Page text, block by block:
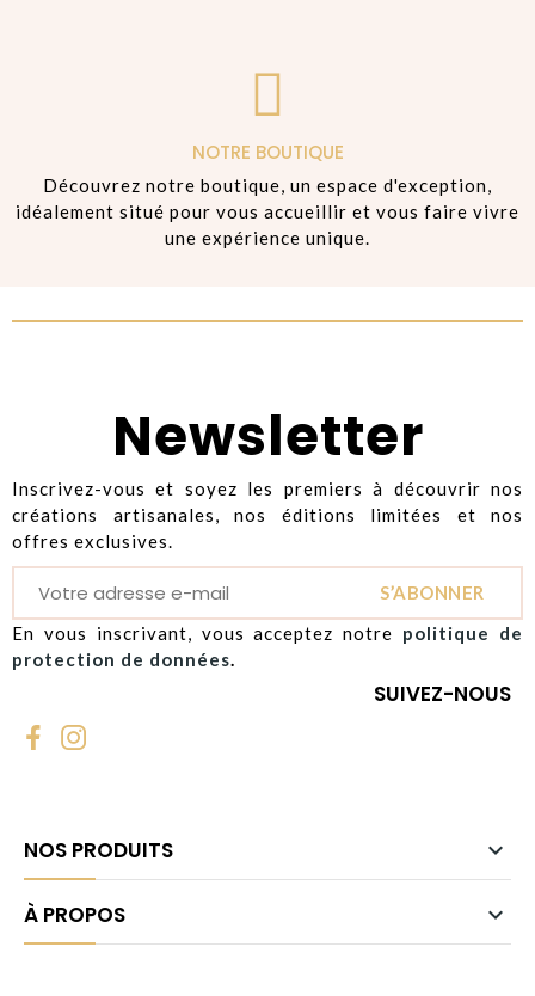
NOTRE BOUTIQUE
Découvrez notre boutique, un espace d'exception,
idéalement situé pour vous accueillir et vous faire vivre
une expérience unique.
Newsletter
Inscrivez-vous et soyez les premiers à découvrir nos
créations artisanales, nos éditions limitées et nos
offres exclusives.
S’ABONNER
En vous inscrivant, vous acceptez notre politique de
protection de données.
SUIVEZ-NOUS
NOS PRODUITS 
À PROPOS 